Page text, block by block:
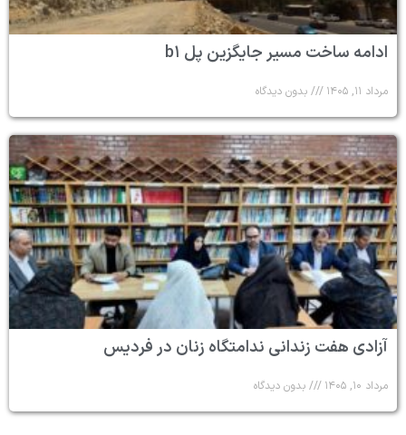
ادامه ساخت مسیر جایگزین پل b۱
مرداد ۱۱, ۱۴۰۵ بدون دیدگاه
آزادی هفت زندانی ندامتگاه زنان در فردیس
مرداد ۱۰, ۱۴۰۵ بدون دیدگاه